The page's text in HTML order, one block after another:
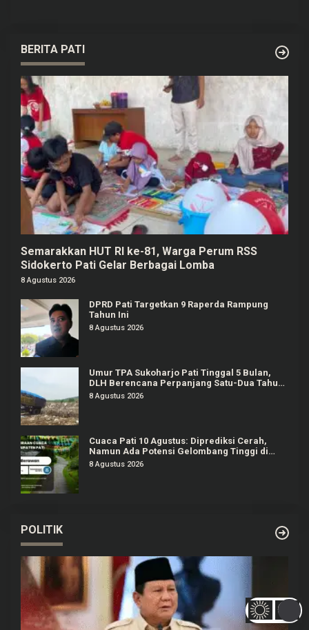
BERITA PATI
Semarakkan HUT RI ke-81, Warga Perum RSS
Sidokerto Pati Gelar Berbagai Lomba
8 Agustus 2026
DPRD Pati Targetkan 9 Raperda Rampung
Tahun Ini
8 Agustus 2026
Umur TPA Sukoharjo Pati Tinggal 5 Bulan,
DLH Berencana Perpanjang Satu-Dua Tahun
Lagi
8 Agustus 2026
Cuaca Pati 10 Agustus: Diprediksi Cerah,
Namun Ada Potensi Gelombang Tinggi di
Perairan Jateng
8 Agustus 2026
POLITIK